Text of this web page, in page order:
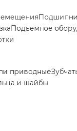
Подъемное
приводные
и шайбы